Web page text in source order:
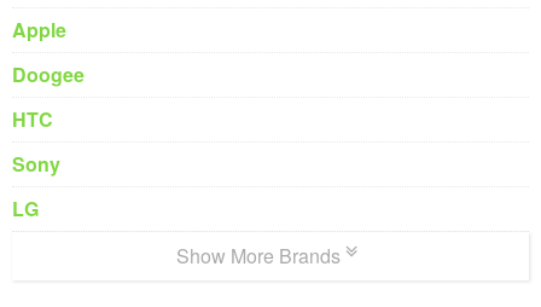
Apple
Doogee
HTC
Sony
LG
Show More Brands